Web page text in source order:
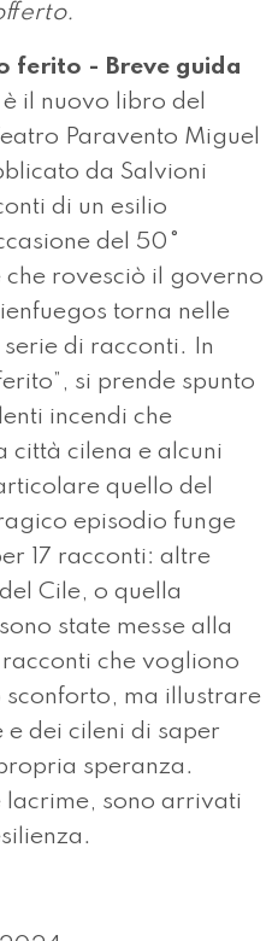
ferito - Breve guida
è il nuovo libro del
Paravento Miguel
da Salvioni
di un esilio
del 50°
rovesciò il governo
torna nelle
di racconti. In
si prende spunto
incendi che
città cilena e alcuni
quello del
episodio funge
17 racconti: altre
Cile, o quella
state messe alla
che vogliono
ma illustrare
dei cileni di saper
speranza.
lacrime, sono arrivati